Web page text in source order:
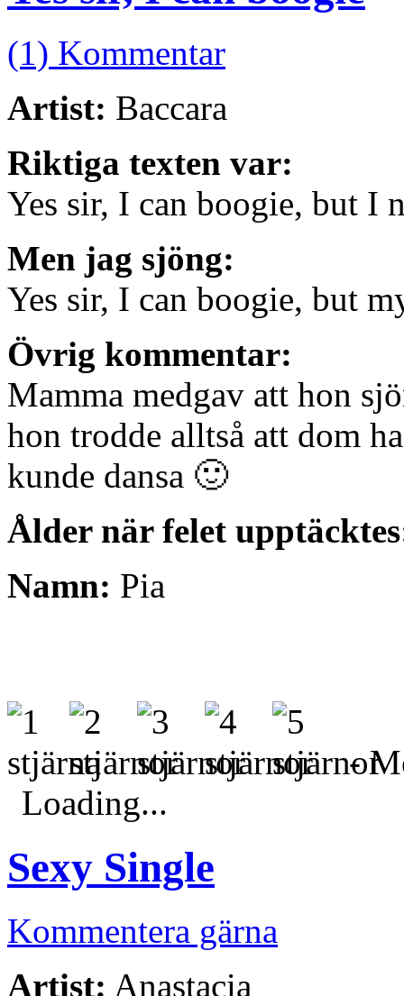
(1) Kommentar
Artist: Baccara
Riktiga texten var:
Yes sir, I can boogie, but I
Men jag sjöng:
Yes sir, I can boogie, but
Övrig kommentar:
Mamma medgav att hon
hon trodde alltså att dom
kunde dansa 🙂
Ålder när felet
Namn: Pia
-
Loading...
Sexy Single
Kommentera gärna
Artist: Anastacia